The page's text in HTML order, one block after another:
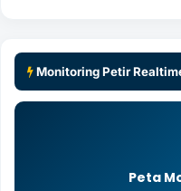
Monitoring Petir
Peta